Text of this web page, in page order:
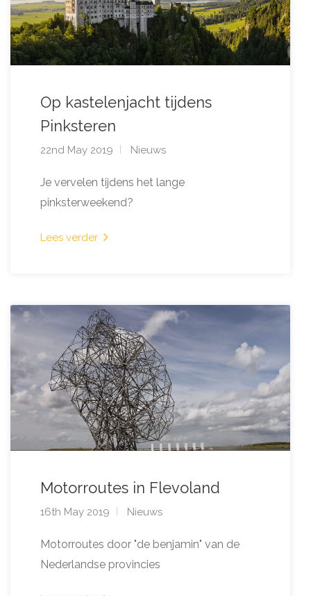
Op kastelenjacht tijdens
Pinksteren
22nd May 2019 Nieuws
Je vervelen tijdens het lange
pinksterweekend?
Lees verder
Motorroutes in Flevoland
16th May 2019 Nieuws
Motorroutes door "de benjamin" van de
Nederlandse provincies